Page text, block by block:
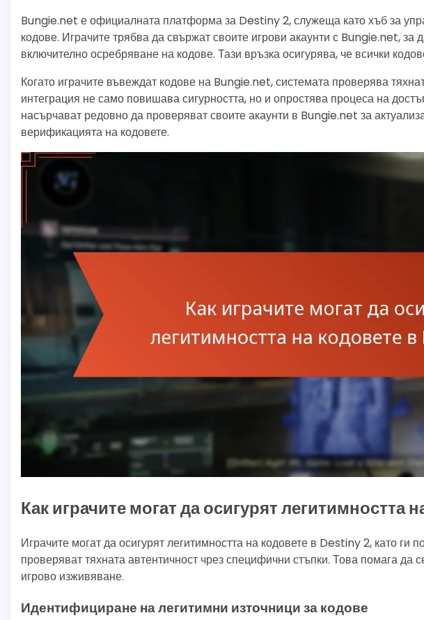
Bungie.net е официалната платформа за Destiny 2, служеща като хъб за
кодове. Играчите трябва да свържат своите игрови акаунти с Bungie.net, за
включително осребряване на кодове. Тази връзка осигурява, че всички
Когато играчите въвеждат кодове на Bungie.net, системата проверява
интеграция не само повишава сигурността, но и опростява процеса на
насърчават редовно да проверяват своите акаунти в Bungie.net за
верификацията на кодовете.
Как играчите могат да осигурят легитимността
Играчите могат да осигурят легитимността на кодовете в Destiny 2, като ги
проверяват тяхната автентичност чрез специфични стъпки. Това помага да
игрово изживяване.
Идентифициране на легитимни източници за кодове